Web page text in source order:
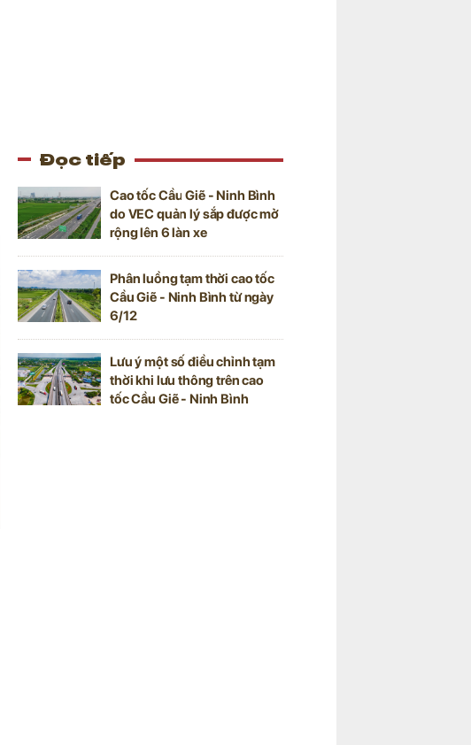
Đọc tiếp
Cao tốc Cầu Giẽ - Ninh Bình
do VEC quản lý sắp được mở
rộng lên 6 làn xe
Phân luồng tạm thời cao tốc
Cầu Giẽ - Ninh Bình từ ngày
6/12
Lưu ý một số điều chỉnh tạm
thời khi lưu thông trên cao
tốc Cầu Giẽ - Ninh Bình